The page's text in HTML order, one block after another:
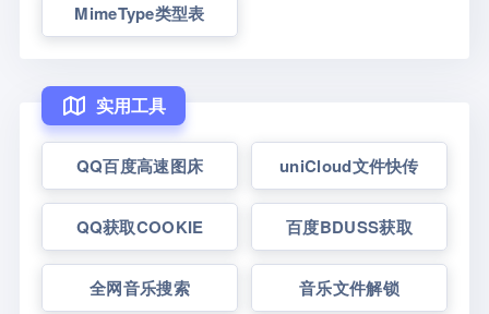
MimeType类型表
实用工具
QQ百度高速图床 uniCloud文件快传
QQ获取COOKIE 百度BDUSS获取
全网音乐搜索 音乐文件解锁